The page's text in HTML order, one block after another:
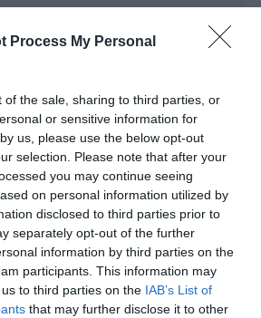
Process My Personal
of the sale, sharing to third parties, or
or sensitive information for
us, please use the below opt-out
selection. Please note that after your
you may continue seeing
on personal information utilized by
disclosed to third parties prior to
separately opt-out of the further
information by third parties on the
participants. This information may
to third parties on the IAB’s List of
that may further disclose it to other
ανάπτυξης και με εξειδίκευση
οι δύο εταιρείες
μεταξύ τους. Με
και με σημαντική διεθνή